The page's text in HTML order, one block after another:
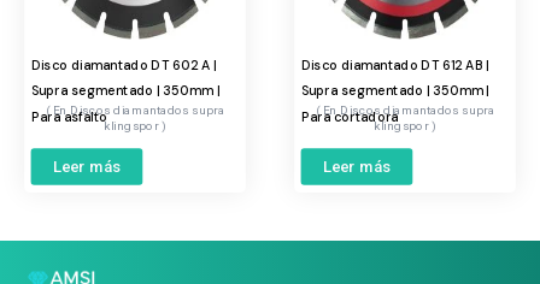
Disco diamantado DT 602 A |
Supra segmentado | 350mm |
Para asfaltoDiscos diamantados supra
klingspor
Leer más
Disco diamantado DT 612 AB |
Supra segmentado | 350mm |
Para cortadora
Discos diamantados supra
klingspor
Leer más